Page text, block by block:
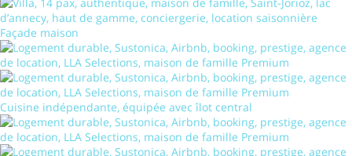
Façade maison
Cuisine indépendante, équipée avec îlot central